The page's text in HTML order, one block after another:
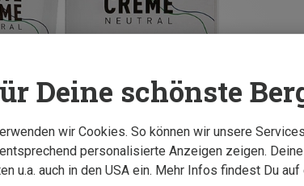
Deine schönste
wir Cookies. So können wir unsere
personalisierte Anzeigen zeigen.
u.a. auch in den USA ein. Mehr Infos findest Du auf